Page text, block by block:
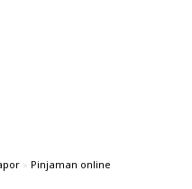
» Pinjaman online